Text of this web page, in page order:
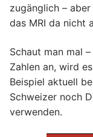
zugänglich –
das MRI da nicht
Schaut man mal
Zahlen an, wird
Beispiel aktuell
Schweizer noch
verwenden.